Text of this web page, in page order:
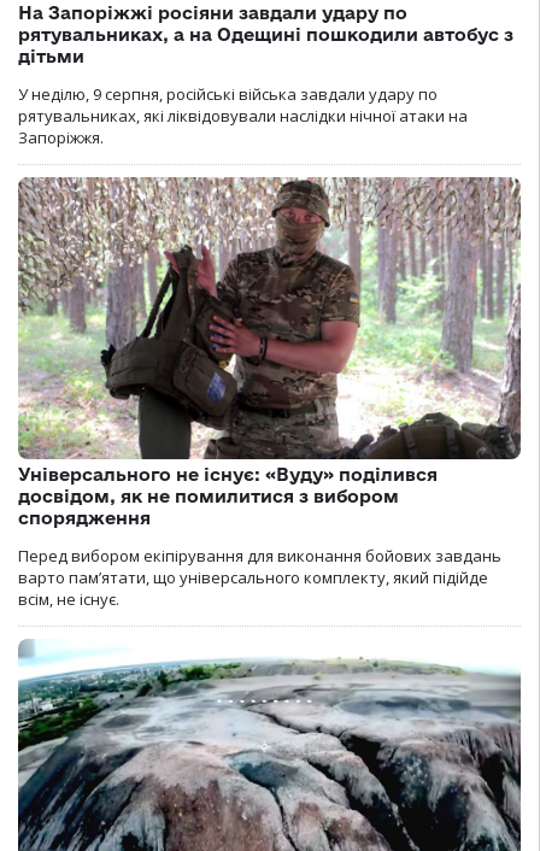
На Запоріжжі росіяни завдали удару по
рятувальниках, а на Одещині пошкодили автобус з
дітьми
У неділю, 9 серпня, російські війська завдали удару по
рятувальниках, які ліквідовували наслідки нічної атаки на
Запоріжжя.
Універсального не існує: «Вуду» поділився
досвідом, як не помилитися з вибором
спорядження
Перед вибором екіпірування для виконання бойових завдань
варто пам’ятати, що універсального комплекту, який підійде
всім, не існує.